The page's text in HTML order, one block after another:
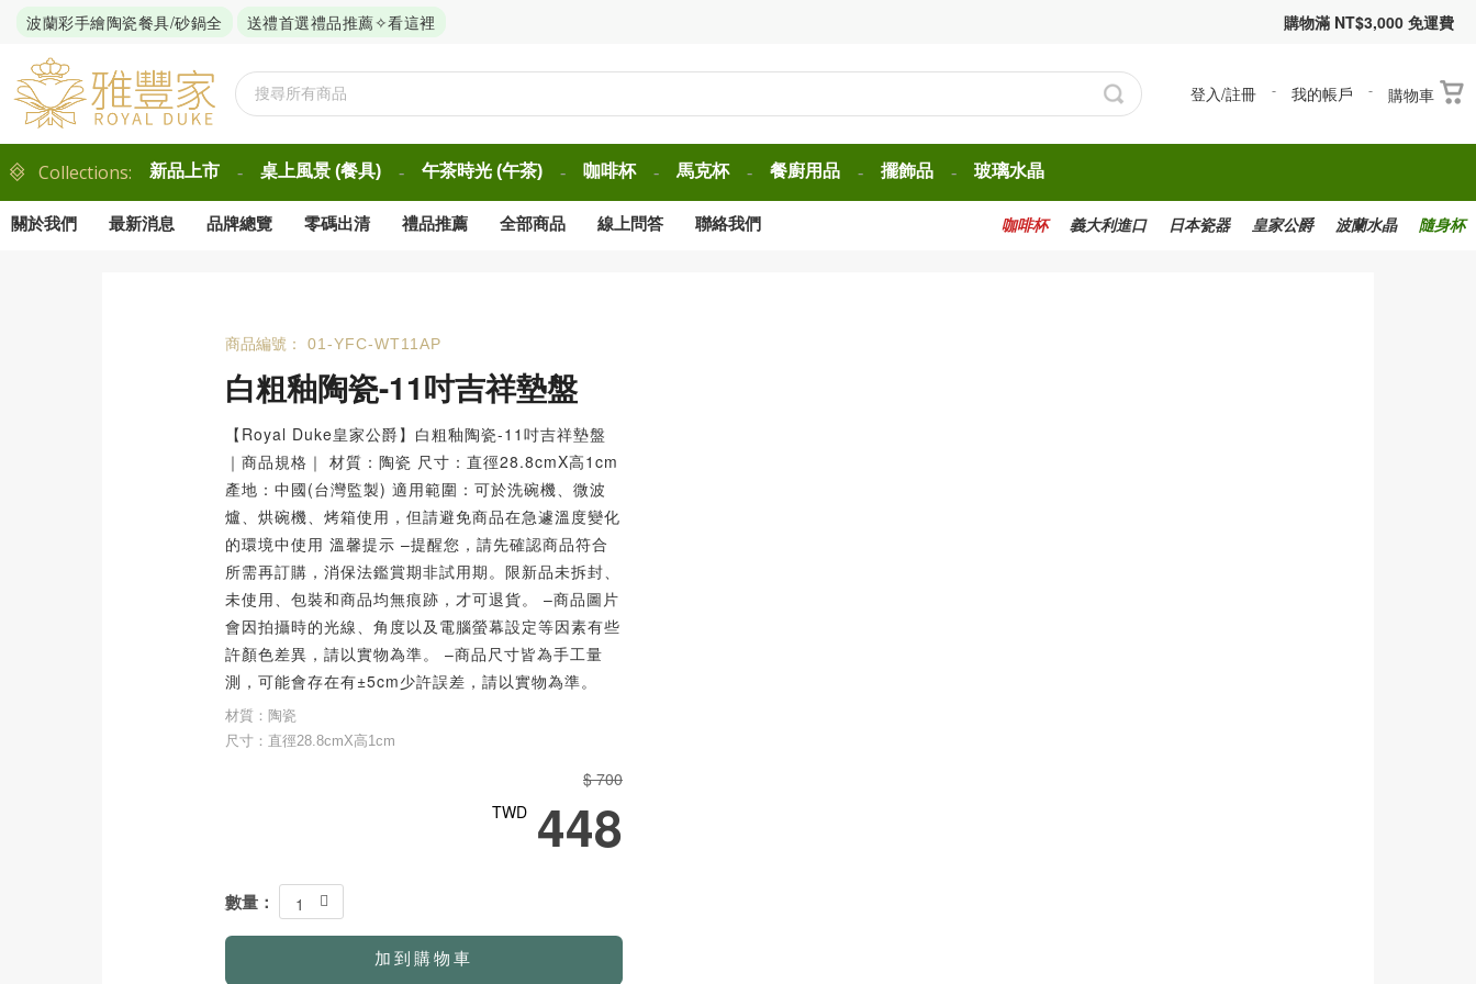
購物滿 NT$3,000 免運費
登入/註冊 - 我的帳戶 - 購物車
波蘭彩手繪陶瓷餐具/砂鍋全 送禮首選禮品推薦✧看這裡
Collections: 新品上市 - 桌上風景 (餐具) - 午茶時光 (午茶) - 咖啡杯 - 馬克杯 - 餐廚用品 - 擺飾品 - 玻璃水晶
關於我們 最新消息 品牌總覽 零碼出清 禮品推薦 全部商品 線上問答 聯絡我們 隨身杯
波蘭水晶
皇家公爵
日本瓷器
義大利進口
咖啡杯
商品編號： 01-YFC-WT11AP
白粗釉陶瓷-11吋吉祥墊盤
【Royal Duke皇家公爵】白粗釉陶瓷-11吋吉祥墊盤
｜商品規格｜ 材質：陶瓷 尺寸：直徑28.8cmX高1cm
產地：中國(台灣監製) 適用範圍：可於洗碗機、微波
爐、烘碗機、烤箱使用，但請避免商品在急遽溫度變化
的環境中使用 溫馨提示 –提醒您，請先確認商品符合
所需再訂購，消保法鑑賞期非試用期。限新品未拆封、
未使用、包裝和商品均無痕跡，才可退貨。 –商品圖片
會因拍攝時的光線、角度以及電腦螢幕設定等因素有些
許顏色差異，請以實物為準。 –商品尺寸皆為手工量
測，可能會存在有±5cm少許誤差，請以實物為準。
材質：陶瓷
尺寸：直徑28.8cmX高1cm
$ 700
TWD 448
數量： 1
加到購物車